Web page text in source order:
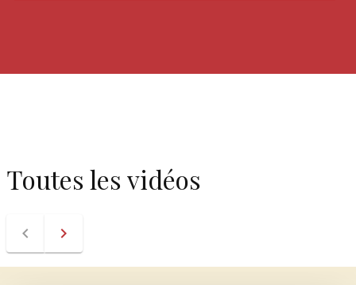
Toutes les vidéos
navigate_before navigate_next